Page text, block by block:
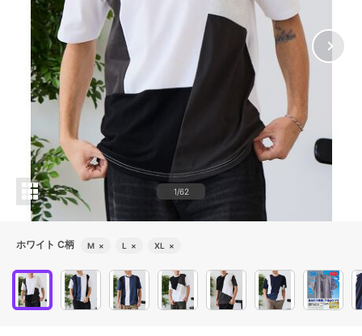
1/62
ホワイト C柄 M × L × XL ×